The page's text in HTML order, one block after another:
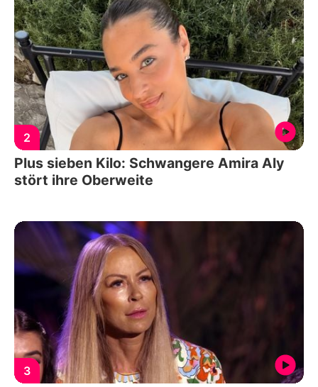
2
Plus sieben Kilo: Schwangere Amira Aly
stört ihre Oberweite
3